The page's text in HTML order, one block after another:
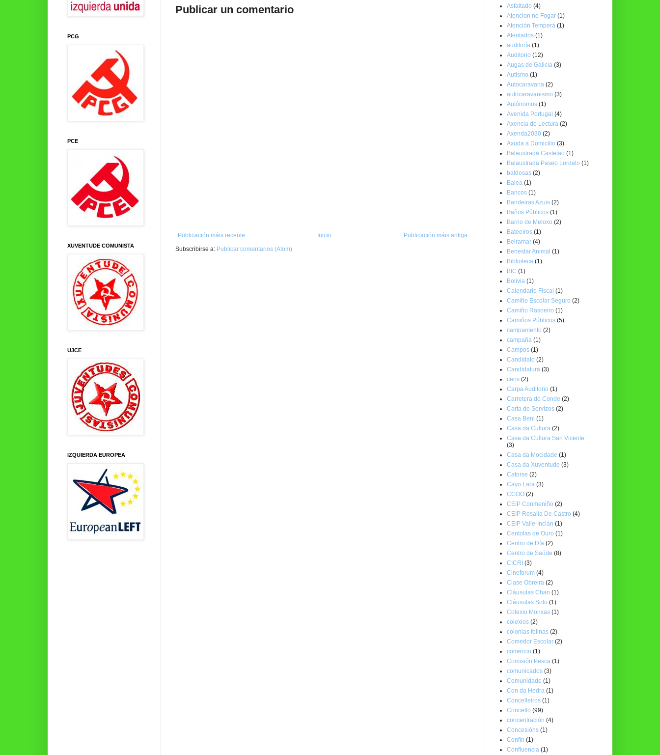
Publicar un comentario
Publicación máis recente Publicación máis antiga
Inicio
Subscribirse a: Publicar comentarios (Atom)
PCG
PCE
XUVENTUDE COMUNISTA
UJCE
IZQUIERDA EUROPEA
Asfaltado (4)
Atencion no Fogar (1)
Atención Temperá (1)
Atentados (1)
auditoría (1)
Auditorio (12)
Augas de Galicia (3)
Autismo (1)
Autocaravana (2)
autocaravanismo (3)
Autónomos (1)
Avenida Portugal (4)
Axencia de Lectura (2)
Axenda2030 (2)
Axuda a Domicilio (3)
Balaustrada Castelao (1)
Balaustrada Paseo Lordelo (1)
baldosas (2)
Balea (1)
Bancos (1)
Bandeiras Azuis (2)
Baños Públicos (1)
Barrio de Meloxo (2)
Bateeiros (1)
Beiramar (4)
Benestar Animal (1)
Biblioteca (1)
BIC (1)
Bolivia (1)
Calendario Fiscal (1)
Camiño Escolar Seguro (2)
Camiño Rasoeiro (1)
Camiños Públicos (5)
campamento (2)
campaña (1)
Campos (1)
Candidato (2)
Candidatura (3)
cans (2)
Carpa Auditorio (1)
Carretera do Conde (2)
Carta de Servizos (2)
Casa Beni (1)
Casa da Cultura (2)
Casa da Cultura San Vicente
(3)
Casa da Mocidade (1)
Casa da Xuventude (3)
Catorse (2)
Cayo Lara (3)
CCOO (2)
CEIP Conmeniño (2)
CEIP Rosalía De Castro (4)
CEIP Valle-Inclán (1)
Centolas de Ouro (1)
Centro de Día (2)
Centro de Saúde (8)
CICRI (3)
Cineforum (4)
Clase Obreira (2)
Cláusulas Chan (1)
Cláusulas Solo (1)
Colexio Monxas (1)
colexios (2)
colonias felinas (2)
Comedor Escolar (2)
comercio (1)
Comisión Pesca (1)
comunicados (3)
Comunidade (1)
Con da Hedra (1)
Concelleiros (1)
Concello (99)
concentración (4)
Concesións (1)
Confín (1)
Confluencia (1)